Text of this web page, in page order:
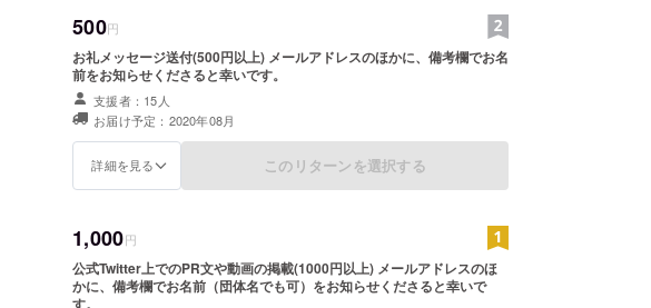
500円
お礼メッセージ送付(500円以上) メールアドレスのほかに、備考欄でお名
前をお知らせくださると幸いです。
支援者：15人
お届け予定：2020年08月
詳細を見る このリターンを選択する
1,000円
公式Twitter上でのPR文や動画の掲載(1000円以上) メールアドレスのほ
かに、備考欄でお名前（団体名でも可）をお知らせくださると幸いで
す。